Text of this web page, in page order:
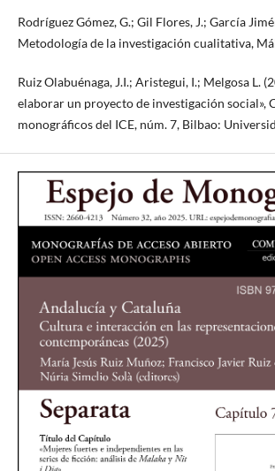
Rodríguez Gómez, G.; Gil Flores, J.; García
Metodología de la investigación cualitativa,
Ruiz Olabuénaga, J.I.; Aristegui, I.; Melgosa L.
elaborar un proyecto de investigación social»,
monográficos del ICE, núm. 7, Bilbao: